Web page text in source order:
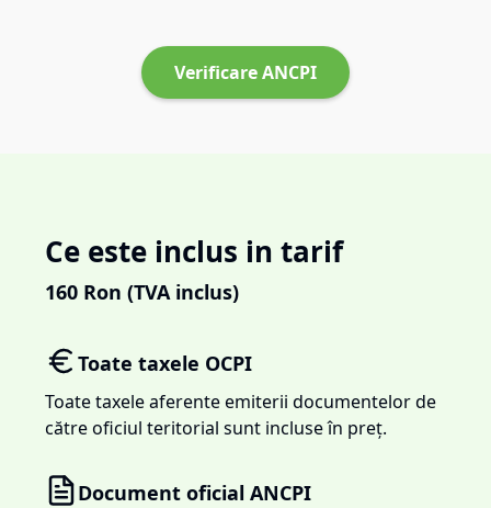
Verificare ANCPI
Ce este inclus in tarif
160 Ron (TVA inclus)
Toate taxele OCPI
Toate taxele aferente emiterii documentelor de
către oficiul teritorial sunt incluse în preț.
Document oficial ANCPI